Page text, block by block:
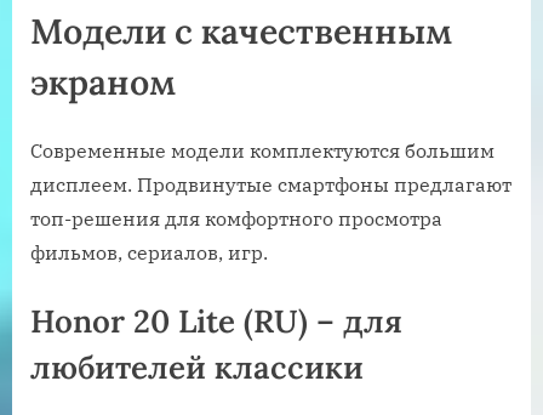
Модели с качественным
экраном
Современные модели комплектуются большим
дисплеем. Продвинутые смартфоны предлагают
топ-решения для комфортного просмотра
фильмов, сериалов, игр.
Honor 20 Lite (RU) – для
любителей классики